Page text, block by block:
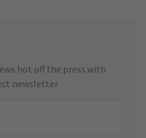
hot off the press with
newsletter